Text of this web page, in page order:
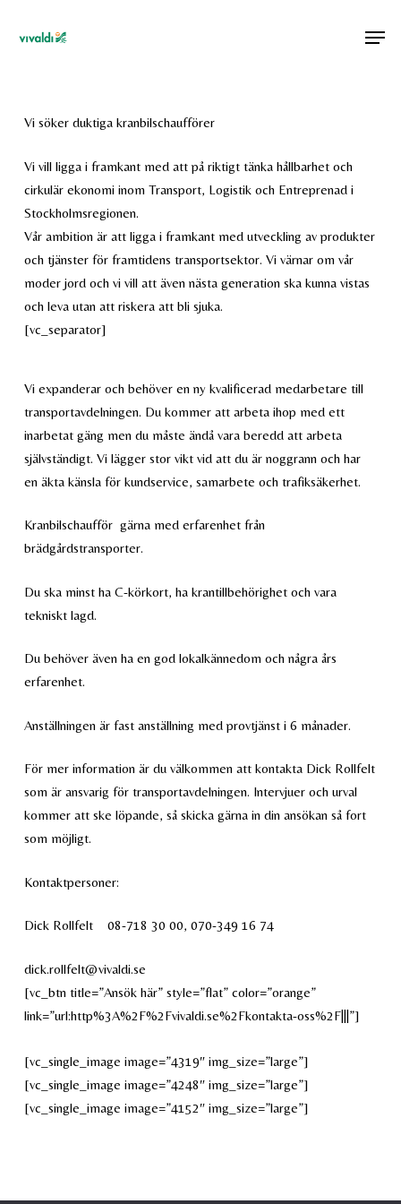
Vi söker duktiga kranbilschaufförer
Vi vill ligga i framkant med att på riktigt tänka hållbarhet och
cirkulär ekonomi inom Transport, Logistik och Entreprenad i
Stockholmsregionen.
Vår ambition är att ligga i framkant med utveckling av produkter
och tjänster för framtidens transportsektor. Vi värnar om vår
moder jord och vi vill att även nästa generation ska kunna vistas
och leva utan att riskera att bli sjuka.
[vc_separator]
Vi expanderar och behöver en ny kvalificerad medarbetare till
transportavdelningen. Du kommer att arbeta ihop med ett
inarbetat gäng men du måste ändå vara beredd att arbeta
självständigt. Vi lägger stor vikt vid att du är noggrann och har
en äkta känsla för kundservice, samarbete och trafiksäkerhet.
Kranbilschaufför gärna med erfarenhet från
brädgårdstransporter.
Du ska minst ha C-körkort, ha krantillbehörighet och vara
tekniskt lagd.
Du behöver även ha en god lokalkännedom och några års
erfarenhet.
Anställningen är fast anställning med provtjänst i 6 månader.
För mer information är du välkommen att kontakta Dick Rollfelt
som är ansvarig för transportavdelningen. Intervjuer och urval
kommer att ske löpande, så skicka gärna in din ansökan så fort
som möjligt.
Kontaktpersoner:
Dick Rollfelt 08-718 30 00, 070-349 16 74
dick.rollfelt@vivaldi.se
[vc_btn title=”Ansök här” style=”flat” color=”orange”
link=”url:http%3A%2F%2Fvivaldi.se%2Fkontakta-oss%2F|||”]
[vc_single_image image=”4319″ img_size=”large”]
[vc_single_image image=”4248″ img_size=”large”]
[vc_single_image image=”4152″ img_size=”large”]